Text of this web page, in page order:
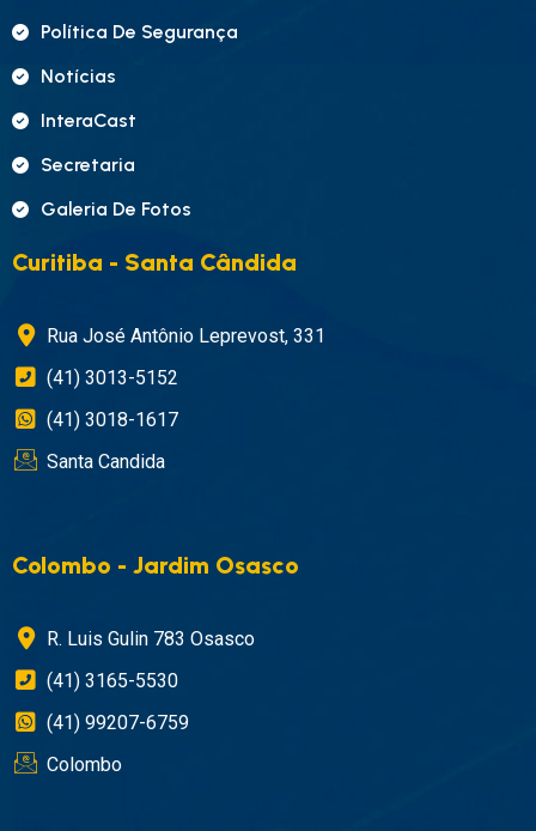
Política De Segurança
Notícias
InteraCast
Secretaria
Galeria De Fotos
Curitiba - Santa Cândida
Rua José Antônio Leprevost, 331
(41) 3013-5152
(41) 3018-1617
Santa Candida
Colombo - Jardim Osasco
R. Luis Gulin 783 Osasco
(41) 3165-5530
(41) 99207-6759
Colombo